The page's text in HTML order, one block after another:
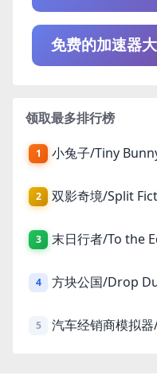
免费的加速器
领取最多排行榜
1 小兔子/Tiny
2
3 末日行者/To the
4 方块公国/Drop
5 汽车经销商模拟